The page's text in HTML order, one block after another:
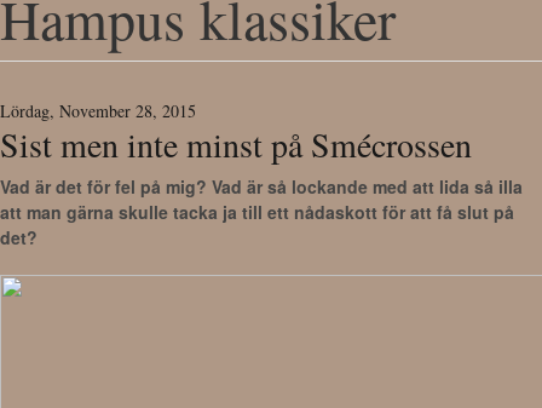
Hampus klassiker
Lördag, November 28, 2015
Sist men inte minst på Smécrossen
Vad är det för fel på mig? Vad är så lockande med att lida så illa
att man gärna skulle tacka ja till ett nådaskott för att få slut på
det?